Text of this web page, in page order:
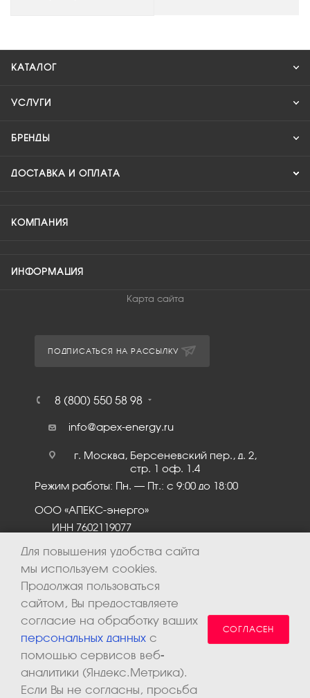
КАТАЛОГ
УСЛУГИ
БРЕНДЫ
ДОСТАВКА И ОПЛАТА
КОМПАНИЯ
ИНФОРМАЦИЯ
Карта сайта
ПОДПИСАТЬСЯ НА РАССЫЛКУ
8 (800) 550 58 98
info@apex-energy.ru
г. Москва, Берсеневский пер., д. 2,
стр. 1 оф. 1.4
Режим работы: Пн. – Пт.: с 9:00 до 18:00
ООО «АПЕКС-энерго»
ИНН 7602119077
2026 © ООО «Апекс-энерго». Все права защищены.
Для повышения удобства сайта
мы используем cookies.
Продолжая пользоваться
сайтом, Вы предоставляете
согласие на обработку ваших
персональных данных с
помощью сервисов веб-
аналитики (Яндекс.Метрика).
Если Вы не согласны, просьба
СОГЛАСЕН